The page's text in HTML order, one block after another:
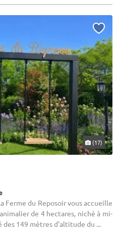
(17)
Ferme du Reposoir vous accueille
de 4 hectares, niché à mi-
149 mètres d'altitude du ...